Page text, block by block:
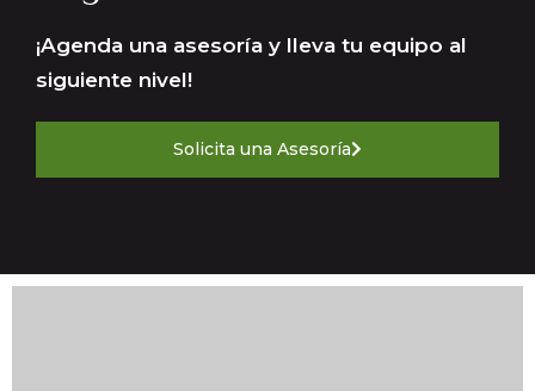
¡Agenda una asesoría y lleva tu equipo al
siguiente nivel!
Solicita una Asesoría